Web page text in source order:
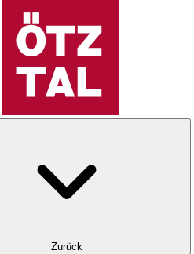
Zurück